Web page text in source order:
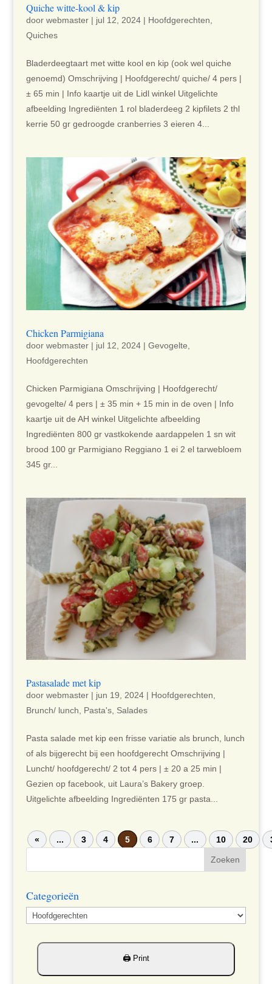
Quiche witte-kool & kip
door webmaster| jul 12, 2024| Hoofdgerechten
Quiches
Bladerdeegtaart met witte kool en kip (ook wel quiche
genoemd) Omschrijving | Hoofdgerecht/ quiche/ 4 pers |
± 65 min | Info kaartje uit de Lidl winkel Uitgelichte
afbeelding Ingrediënten 1 rol bladerdeeg 2 kipfilets 2 thl
kerrie 50 gr gedroogde cranberries 3 eieren 4...
Chicken Parmigiana
door webmaster| jul 12, 2024| Gevogelte
Hoofdgerechten
Chicken Parmigiana Omschrijving | Hoofdgerecht/
gevogelte/ 4 pers | ± 35 min + 15 min in de oven | Info
kaartje uit de AH winkel Uitgelichte afbeelding
Ingrediënten 800 gr vastkokende aardappelen 1 sn wit
brood 100 gr Parmigiano Reggiano 1 ei 2 el tarwebloem
345 gr...
Pastasalade met kip
door webmaster| jun 19, 2024| Hoofdgerechten
Brunch/ lunch
Pasta's, Salades
Pasta salade met kip een frisse variatie als brunch, lunch
of als bijgerecht bij een hoofdgerecht Omschrijving |
Luncht/ hoofdgerecht/ 2 tot 4 pers | ± 20 a 25 min |
Gezien op facebook, uit Laura’s Bakery groep.
Uitgelichte afbeelding Ingrediënten 175 gr pasta...
« ... 3 4 5 6 7 ... 10 20
Categorieën
Categorieën